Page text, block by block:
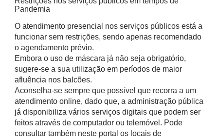
Pandemia
O atendimento presencial nos serviços públicos está a
funcionar sem restrições, sendo apenas recomendado
o agendamento prévio.
Embora o uso de máscara já não seja obrigatório,
sugere-se a sua utilização em períodos de maior
afluência nos balcões.
Aconselha-se sempre que possível que recorra a um
atendimento online, dado que, a administração pública
já disponibiliza vários serviços digitais que podem ser
feitos através de computador ou telemóvel. Pode
consultar também neste portal os locais de